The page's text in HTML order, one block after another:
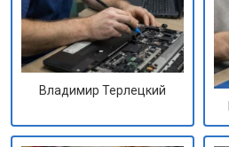
Владимир Терлецкий